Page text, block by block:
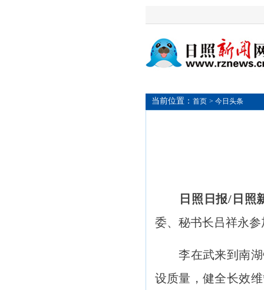
当前位置： 首页 > 今日头条
日照日报/日照
委、秘书长吕祥永参
李在武来到南湖
设质量，健全长效